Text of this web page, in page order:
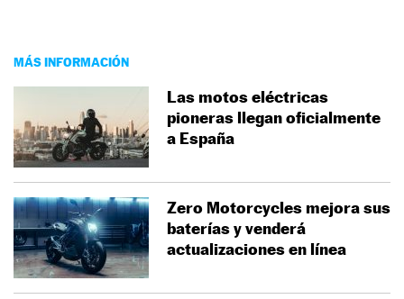
MÁS INFORMACIÓN
Las motos eléctricas
pioneras llegan oficialmente
a España
Zero Motorcycles mejora sus
baterías y venderá
actualizaciones en línea